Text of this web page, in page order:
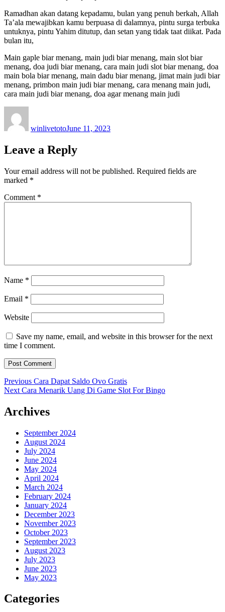
Ramadhan akan datang kepadamu, bulan yang penuh berkah, Allah
Ta’ala mewajibkan kamu berpuasa di dalamnya, pintu surga terbuka
untuknya, pintu Yahim ditutup, dan setan yang tidak taat diikat. Pada
bulan itu,
Main gaple biar menang, main judi biar menang, main slot biar
menang, doa judi biar menang, cara main judi slot biar menang, doa
main bola biar menang, main dadu biar menang, jimat main judi biar
menang, primbon main judi biar menang, cara menang main judi,
cara main judi biar menang, doa agar menang main judi
winlivetotoJune 11, 2023
Leave a Reply
Your email address will not be published. Required fields are
marked *
Comment *
Name *
Email *
Website
Save my name, email, and website in this browser for the next
time I comment.
Post
navigation
Previous Previous
post:
Cara Dapat Saldo Ovo Gratis
Next Next
Cara Menarik Uang Di Game Slot For Bingo
Archives
September 2024
August 2024
July 2024
June 2024
May 2024
April 2024
March 2024
February 2024
January 2024
December 2023
November 2023
October 2023
September 2023
August 2023
July 2023
June 2023
May 2023
Categories